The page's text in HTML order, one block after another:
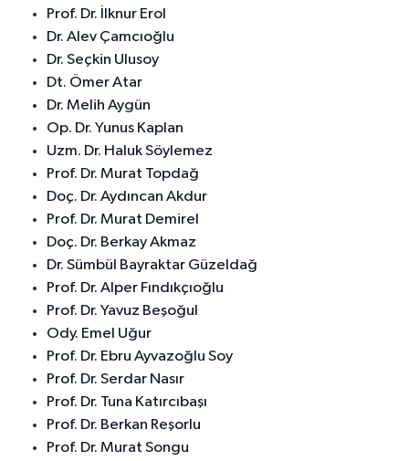
Prof. Dr. İlknur Erol
Dr. Alev Çamcıoğlu
Dr. Seçkin Ulusoy
Dt. Ömer Atar
Dr. Melih Aygün
Op. Dr. Yunus Kaplan
Uzm. Dr. Haluk Söylemez
Prof. Dr. Murat Topdağ
Doç. Dr. Aydıncan Akdur
Prof. Dr. Murat Demirel
Doç. Dr. Berkay Akmaz
Dr. Sümbül Bayraktar Güzeldağ
Prof. Dr. Alper Fındıkçıoğlu
Prof. Dr. Yavuz Beşoğul
Ody. Emel Uğur
Prof. Dr. Ebru Ayvazoğlu Soy
Prof. Dr. Serdar Nasır
Prof. Dr. Tuna Katırcıbaşı
Prof. Dr. Berkan Reşorlu
Prof. Dr. Murat Songu